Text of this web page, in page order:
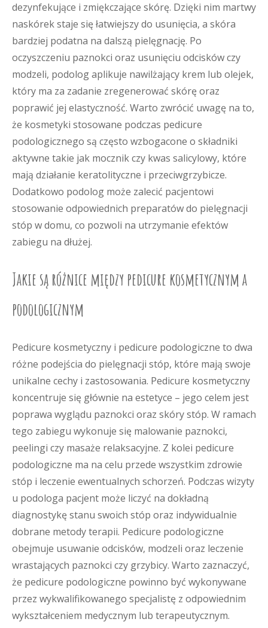
dezynfekujące i zmiękczające skórę. Dzięki nim martwy
naskórek staje się łatwiejszy do usunięcia, a skóra
bardziej podatna na dalszą pielęgnację. Po
oczyszczeniu paznokci oraz usunięciu odcisków czy
modzeli, podolog aplikuje nawilżający krem lub olejek,
który ma za zadanie zregenerować skórę oraz
poprawić jej elastyczność. Warto zwrócić uwagę na to,
że kosmetyki stosowane podczas pedicure
podologicznego są często wzbogacone o składniki
aktywne takie jak mocznik czy kwas salicylowy, które
mają działanie keratolityczne i przeciwgrzybicze.
Dodatkowo podolog może zalecić pacjentowi
stosowanie odpowiednich preparatów do pielęgnacji
stóp w domu, co pozwoli na utrzymanie efektów
zabiegu na dłużej.
Jakie są różnice między pedicure kosmetycznym a
podologicznym
Pedicure kosmetyczny i pedicure podologiczne to dwa
różne podejścia do pielęgnacji stóp, które mają swoje
unikalne cechy i zastosowania. Pedicure kosmetyczny
koncentruje się głównie na estetyce – jego celem jest
poprawa wyglądu paznokci oraz skóry stóp. W ramach
tego zabiegu wykonuje się malowanie paznokci,
peelingi czy masaże relaksacyjne. Z kolei pedicure
podologiczne ma na celu przede wszystkim zdrowie
stóp i leczenie ewentualnych schorzeń. Podczas wizyty
u podologa pacjent może liczyć na dokładną
diagnostykę stanu swoich stóp oraz indywidualnie
dobrane metody terapii. Pedicure podologiczne
obejmuje usuwanie odcisków, modzeli oraz leczenie
wrastających paznokci czy grzybicy. Warto zaznaczyć,
że pedicure podologiczne powinno być wykonywane
przez wykwalifikowanego specjalistę z odpowiednim
wykształceniem medycznym lub terapeutycznym.